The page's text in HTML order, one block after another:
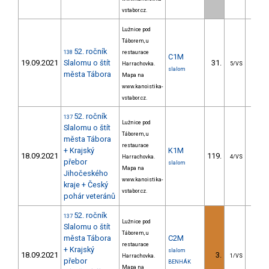
vstabor.cz.
19.09.2021
138 52. ročník
Slalomu o štít
města Tábora
Lužnice pod
Táborem, u
restaurace
Harrachovka.
Mapa na
www.kanoistika-
vstabor.cz.
C1M
slalom
31. 5/VS
18.09.2021
137 52. ročník
Slalomu o štít
města Tábora
+ Krajský
přebor
Jihočeského
kraje + Český
pohár veteránů
Lužnice pod
Táborem, u
restaurace
Harrachovka.
Mapa na
www.kanoistika-
vstabor.cz.
K1M
slalom
119. 4/VS
18.09.2021
137 52. ročník
Slalomu o štít
města Tábora
+ Krajský
přebor
Lužnice pod
Táborem, u
restaurace
Harrachovka.
Mapa na
C2M
slalom
BENHÁK
3. 1/VS